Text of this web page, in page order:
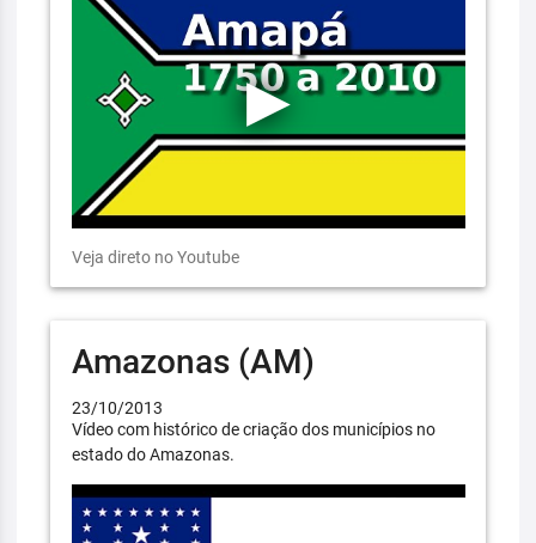
Veja direto no Youtube
Amazonas (AM)
23/10/2013
Vídeo com histórico de criação dos municípios no
estado do Amazonas.